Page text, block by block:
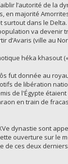
l’autorité de la
en majorité
dans le
va devenir
d’Avaris (ville au
héka khasout
fut donnée au
de libération
de l'Égypte
en train de
dynastie sont
ouverture sur le
de ces deux